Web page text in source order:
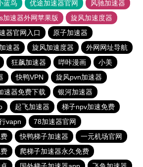
蓝鸟 优途加速器官网
风驰加速器
加速器外网苹果版
旋风加速度器
器官网入口
原子加速器
速器 旋风加速度器
外网网址导航
狂飙加速器 哔咔漫画
小美
快鸭VPN
旋风pvn加速器
速器免费下载
银河加速器
起飞加速器
梯子npv加速免费
vapn
78加速器官网
快鸭梯子加速器
一元机场官网
爬梯子加速器永久免费